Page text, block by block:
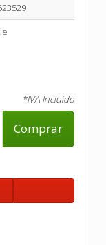
*IVA Incluido
Comprar